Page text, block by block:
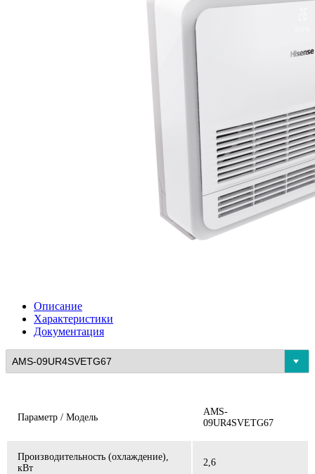
Описание
Характеристики
Документация
Параметр / Модель
AMS-
09UR4SVETG67
Производительность (охлаждение),
кВт
2,6